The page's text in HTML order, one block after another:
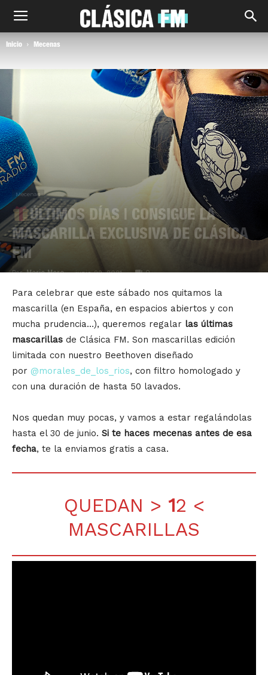
Inicio Mecenas
Mecenas
ÚLTIMOS DÍAS | CONSIGUE LA
MASCARILLA EXCLUSIVA DE CLÁSICA
FM
Por Mario Mora - junio 22, 2021 0
Para celebrar que este sábado nos quitamos la
mascarilla (en España, en espacios abiertos y con
mucha prudencia…), queremos regalar las últimas
mascarillas de Clásica FM. Son mascarillas edición
limitada con nuestro Beethoven diseñado
por @morales_de_los_rios, con filtro homologado y
con una duración de hasta 50 lavados.
Nos quedan muy pocas, y vamos a estar regalándolas
hasta el 30 de junio. Si te haces mecenas antes de esa
fecha, te la enviamos gratis a casa.
QUEDAN > 12 <
MASCARILLAS